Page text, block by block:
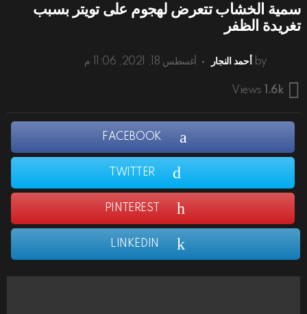
سمية الخشاب تتعرض لهجوم على تويتر بسبب
تغريدة الظفر
by أحمد النجار أغسطس 18, 2021, 11:06 م
1.6k
Views
FACEBOOK
TWITTER
PINTEREST
LINKEDIN